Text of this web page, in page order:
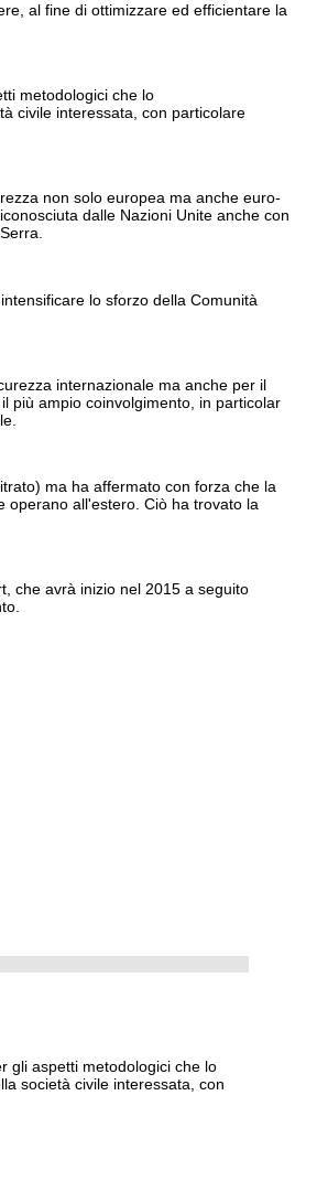
al fine di ottimizzare ed efficientare la
metodologici che lo
civile interessata, con particolare
non solo europea ma anche euro-
dalle Nazioni Unite anche con
lo sforzo della Comunità
internazionale ma anche per il
più ampio coinvolgimento, in particolar
ma ha affermato con forza che la
operano all'estero. Ciò ha trovato la
che avrà inizio nel 2015 a seguito
gli aspetti metodologici che lo
società civile interessata, con